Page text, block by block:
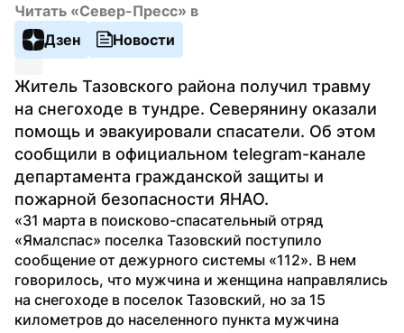
Читать «Север-Пресс» в
Дзен
Новости
Житель Тазовского района получил травму
на снегоходе в тундре. Северянину оказали
помощь и эвакуировали спасатели. Об этом
сообщили в официальном telegram-канале
департамента гражданской защиты и
пожарной безопасности ЯНАО.
«31 марта в поисково-спасательный отряд
«Ямалспас» поселка Тазовский поступило
сообщение от дежурного системы «112». В нем
говорилось, что мужчина и женщина направлялись
на снегоходе в поселок Тазовский, но за 15
километров до населенного пункта мужчина